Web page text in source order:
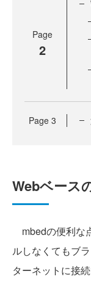
Page
2
Page 3
Webベース
mbedの便利な
ルしなくてもブ
ターネットに接